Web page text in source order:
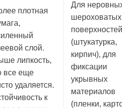
плотная
слой.
липкость,
все еще
удаляется.
к
Для
шероховатых
поверхностей
(штукатурка,
кирпич), для
фиксации
укрывных
материалов
(пленки,